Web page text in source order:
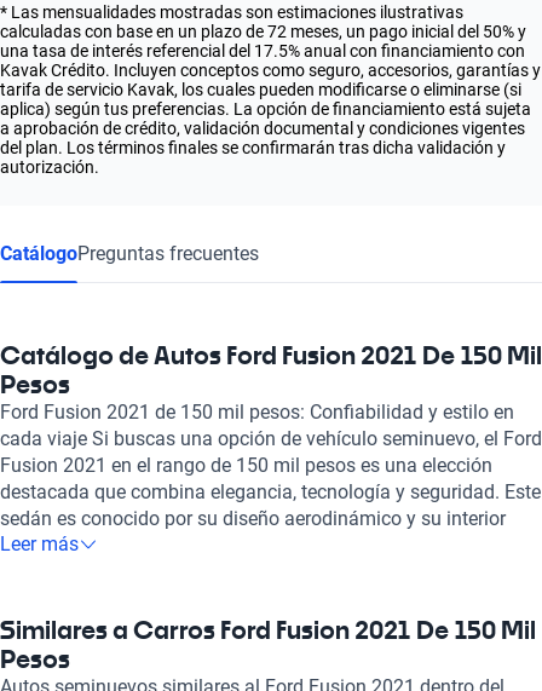
* Las mensualidades mostradas son estimaciones ilustrativas
calculadas con base en un plazo de 72 meses, un pago inicial del 50% y
una tasa de interés referencial del 17.5% anual con financiamiento con
Kavak Crédito. Incluyen conceptos como seguro, accesorios, garantías y
tarifa de servicio Kavak, los cuales pueden modificarse o eliminarse (si
aplica) según tus preferencias. La opción de financiamiento está sujeta
a aprobación de crédito, validación documental y condiciones vigentes
del plan. Los términos finales se confirmarán tras dicha validación y
autorización.
CatálogoPreguntas frecuentes
Catálogo de Autos Ford Fusion 2021 De 150 Mil
Pesos
Ford Fusion 2021 de 150 mil pesos: Confiabilidad y estilo en
cada viaje Si buscas una opción de vehículo seminuevo, el Ford
Fusion 2021 en el rango de 150 mil pesos es una elección
destacada que combina elegancia, tecnología y seguridad. Este
sedán es conocido por su diseño aerodinámico y su interior
amplio y cómodo, ofreciendo un ambiente ideal para cualquier
excepcional sin comprometer la potencia. En Kavak, todos
nuestros vehículos, incluido el Ford Fusion 2021, pasan por una
rigurosa inspección en más de 240 puntos, asegurando que
Leer más
Similares a Carros Ford Fusion 2021 De 150 Mil
Pesos